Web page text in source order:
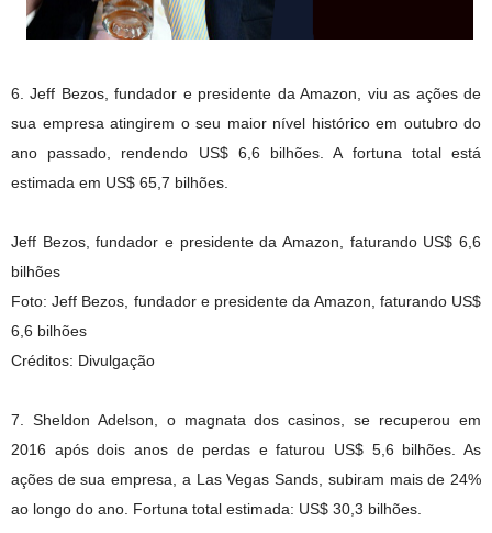
6. Jeff Bezos, fundador e presidente da Amazon, viu as ações de
sua empresa atingirem o seu maior nível histórico em outubro do
ano passado, rendendo US$ 6,6 bilhões. A fortuna total está
estimada em US$ 65,7 bilhões.
Jeff Bezos, fundador e presidente da Amazon, faturando US$ 6,6
bilhões
Foto: Jeff Bezos, fundador e presidente da Amazon, faturando US$
6,6 bilhões
Créditos: Divulgação
7. Sheldon Adelson, o magnata dos casinos, se recuperou em
2016 após dois anos de perdas e faturou US$ 5,6 bilhões. As
ações de sua empresa, a Las Vegas Sands, subiram mais de 24%
ao longo do ano. Fortuna total estimada: US$ 30,3 bilhões.